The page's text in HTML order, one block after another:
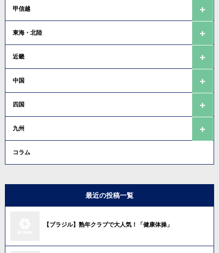
甲信越
東海・北陸
近畿
中国
四国
九州
コラム
最近の投稿一覧
【ブラジル】熟年クラブで大人気！「健康体操」